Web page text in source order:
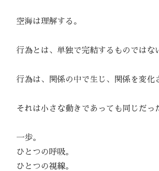
空海は理解する。
行為とは、単独で完結するものではな
行為は、関係の中で生じ、関係を変化
それは小さな動きであっても同じだっ
一歩。
ひとつの呼吸。
ひとつの視線。